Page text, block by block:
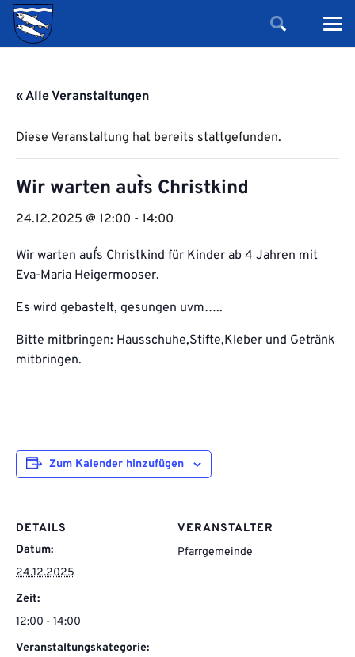
« Alle Veranstaltungen
Diese Veranstaltung hat bereits stattgefunden.
Wir warten auf`s Christkind
24.12.2025 @ 12:00 - 14:00
Wir warten auf´s Christkind für Kinder ab 4 Jahren mit
Eva-Maria Heigermooser.
Es wird gebastelt, gesungen uvm…..
Bitte mitbringen: Hausschuhe,Stifte,Kleber und Getränk
mitbringen.
Zum Kalender hinzufügen
DETAILS
Datum:
24.12.2025
Zeit:
12:00 - 14:00
Veranstaltungskategorie:
VERANSTALTER
Pfarrgemeinde